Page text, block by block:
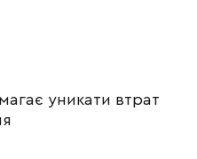
уникати втрат